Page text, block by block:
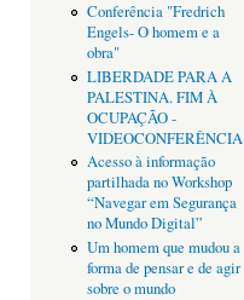
Conferência "Fredrich
Engels- O homem e a
obra"
LIBERDADE PARA A
PALESTINA. FIM À
OCUPAÇÃO -
VIDEOCONFERÊNCIA
Acesso à informação
partilhada no Workshop
“Navegar em Segurança
no Mundo Digital”
Um homem que mudou a
forma de pensar e de agir
sobre o mundo